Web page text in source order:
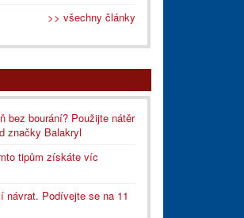
>> všechny články
bez bourání? Použijte nátěr
značky Balakryl
tipům získáte víc
návrat. Podívejte se na 11